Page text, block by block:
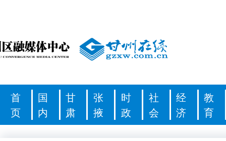
首
页
国
内
甘
肃
张
掖
时
政
社
会
经
济
教
育